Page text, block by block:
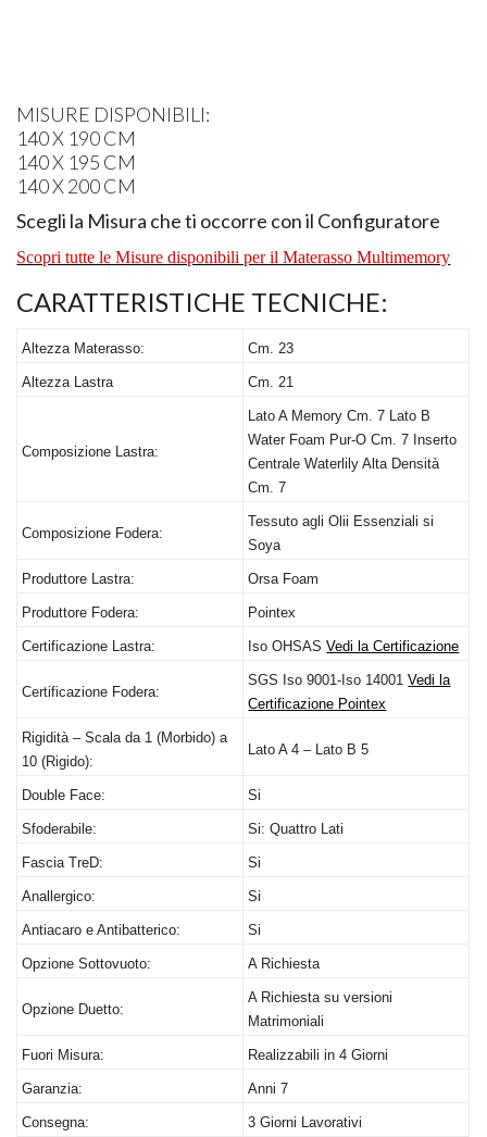
MISURE DISPONIBILI:
140 X 190 CM
140 X 195 CM
140 X 200 CM
Scegli la Misura che ti occorre con il Configuratore
Scopri tutte le Misure disponibili per il Materasso Multimemory
CARATTERISTICHE TECNICHE:
Altezza Materasso: Cm. 23
Altezza Lastra Cm. 21
Composizione Lastra:
Lato A Memory Cm. 7 Lato B
Water Foam Pur-O Cm. 7 Inserto
Centrale Waterlily Alta Densità
Cm. 7
Composizione Fodera:
Tessuto agli Olii Essenziali si
Soya
Produttore Lastra: Orsa Foam
Produttore Fodera: Pointex
Certificazione Lastra: IsoOHSAS Vedi la Certificazione
Certificazione Fodera:
SGS Iso 9001-Iso 14001Vedi la
Certificazione Pointex
Rigidità – Scala da 1 (Morbido) a
10 (Rigido):
Lato A 4 – Lato B 5
Double Face: Si
Sfoderabile: Si: Quattro Lati
Fascia TreD: Si
Anallergico: Si
Antiacaro e Antibatterico: Si
Opzione Sottovuoto: A Richiesta
Opzione Duetto:
A Richiesta su versioni
Matrimoniali
Fuori Misura: Realizzabili in 4 Giorni
Garanzia: Anni 7
Consegna: 3 Giorni Lavorativi